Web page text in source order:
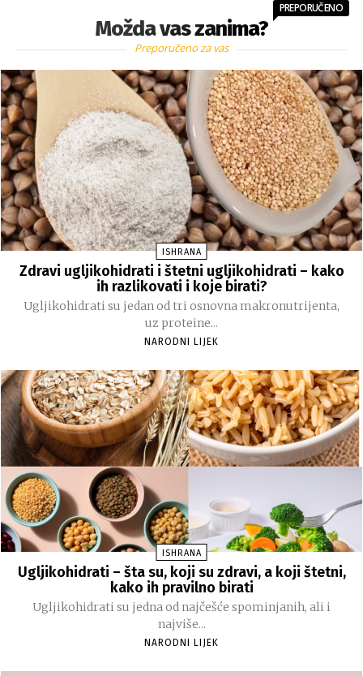
Možda vas zanima?
PREPORUČENO
Preporučeno za vas
ISHRANA
Zdravi ugljikohidrati i štetni ugljikohidrati – kako
ih razlikovati i koje birati?
Ugljikohidrati su jedan od tri osnovna makronutrijenta,
uz proteine...
NARODNI LIJEK
ISHRANA
Ugljikohidrati – šta su, koji su zdravi, a koji štetni,
kako ih pravilno birati
Ugljikohidrati su jedna od najčešće spominjanih, ali i
najviše...
NARODNI LIJEK